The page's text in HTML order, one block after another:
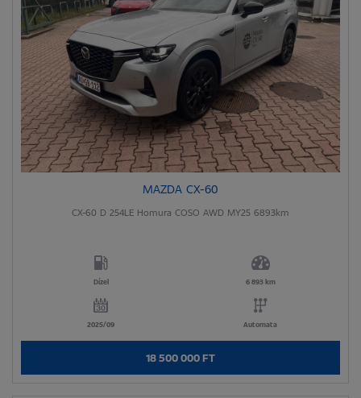
MAZDA CX-60
CX-60 D 254LE Homura COSO AWD MY25 6893km
Dízel 6 893 km
2025/09 Automata
18 500 000 FT